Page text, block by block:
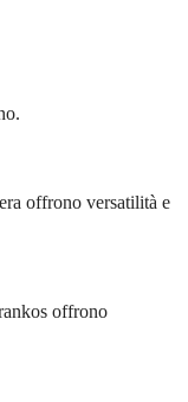
offrono versatilità e
offrono